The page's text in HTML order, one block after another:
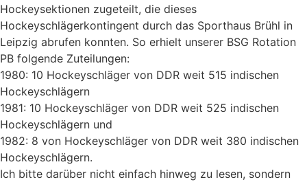
Hockeysektionen zugeteilt, die dieses
Hockeyschlägerkontingent durch das Sporthaus Brühl in
Leipzig abrufen konnten. So erhielt unserer BSG Rotation
PB folgende Zuteilungen:
1980: 10 Hockeyschläger von DDR weit 515 indischen
Hockeyschlägern
1981: 10 Hockeyschläger von DDR weit 525 indischen
Hockeyschlägern und
1982: 8 von Hockeyschläger von DDR weit 380 indischen
Hockeyschlägern.
Ich bitte darüber nicht einfach hinweg zu lesen, sondern